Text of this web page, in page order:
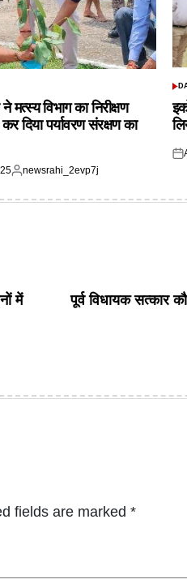
मत्स्य विभाग का निरीक्षण
कर दिया पर्यावरण संरक्षण का
Posted
newsrahi_2evp7j
में
पूर्व विधायक सत्कार
fields are marked *